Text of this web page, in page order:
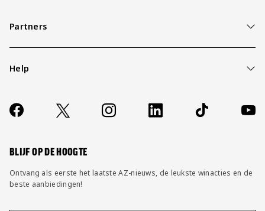
Partners
Help
Contact
FAQ
Socials
https://www.facebook.com/AZAlkmaar
X Instagram LinkedIn TikTok
BLIJF OP DE HOOGTE
Ontvang als eerste het laatste AZ-nieuws, de leukste winacties en de
beste aanbiedingen!